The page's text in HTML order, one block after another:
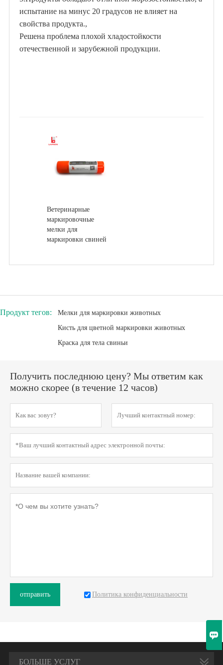
испытание на минус 20 градусов не влияет на
свойства продукта.,
Решена проблема плохой хладостойкости
отечественной и зарубежной продукции.
Ветеринарные
маркировочные
мелки для
маркировки свиней
Продукт тегов:
Мелки для маркировки животных
Кисть для цветной маркировки животных
Краска для тела свиньи
Получить последнюю цену? Мы ответим как
можно скорее (в течение 12 часов)
отправить Политика конфиденциальности
БОЛЬШЕ УСЛУГ
